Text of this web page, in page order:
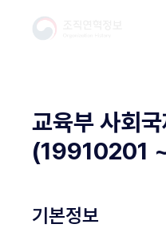
교육부 사회
(19910201
기본정보